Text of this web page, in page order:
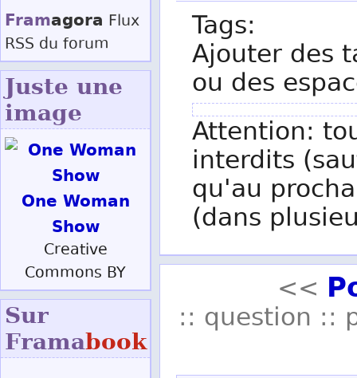
Tags:
Ajouter des
ou des
Attention:
interdits
qu'au
(dans
<<
:: question ::
Framagora Flux
RSS du forum
Juste une
image
One Woman
Show
Creative
Commons BY
Sur
Framabook